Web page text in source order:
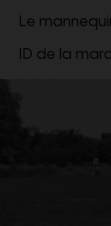
Le
ID de la